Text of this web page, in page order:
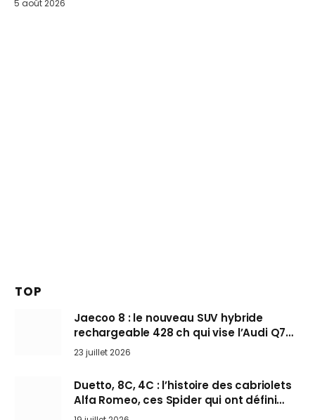
5 août 2026
TOP
Jaecoo 8 : le nouveau SUV hybride
rechargeable 428 ch qui vise l’Audi Q7
arrive en Europe cet automne
23 juillet 2026
Duetto, 8C, 4C : l’histoire des cabriolets
Alfa Romeo, ces Spider qui ont défini
l’art de rouler cheveux au vent